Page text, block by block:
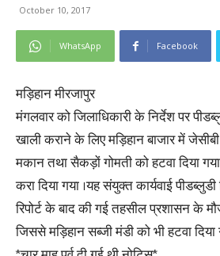
October 10, 2017
WhatsApp Facebook
मड़िहान मीरजापुर
मंगलवार को जिलाधिकारी के निर्देश पर
खाली कराने के लिए मड़िहान बाजार में
मकान तथा सैकड़ों गोमती को हटवा दिया
करा दिया गया ।यह संयुक्त कार्यवाई
रिपोर्ट के बाद की गई तहसील प्रशासन के
जिससे मड़िहान सब्जी मंडी को भी हटवा दिया